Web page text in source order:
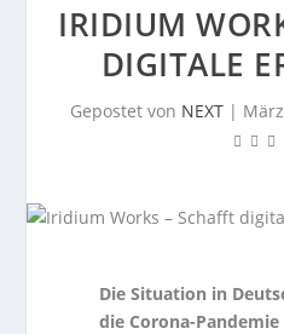
IRIDIUM
DIGITALE
Gepostet von NEXT|
Die Situation in
die Corona-